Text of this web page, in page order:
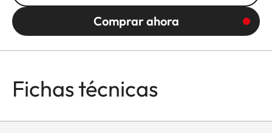
Comprar ahora
Fichas técnicas